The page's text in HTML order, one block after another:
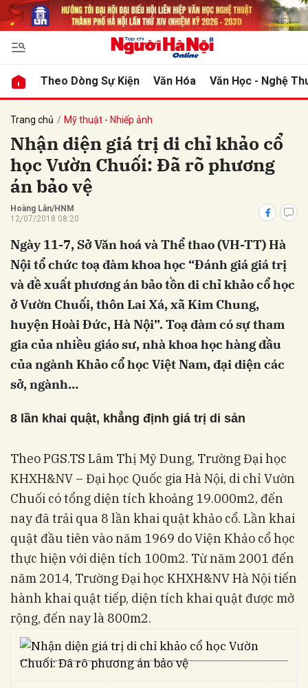
Theo Dòng Sự Kiện Văn Hóa Văn Học - Nghệ
Trang chủ Mỹ thuật - Nhiếp ảnh
Nhận diện giá trị di chỉ khảo cổ
học Vườn Chuối: Đã rõ phương
án bảo vệ
Hoàng Lân/HNM
12/07/2018 08:20
Ngày 11-7, Sở Văn hoá và Thể thao (VH-TT) Hà
Nội tổ chức toạ đàm khoa học “Đánh giá giá trị
và đề xuất phương án bảo tồn di chỉ khảo cổ học
ở Vườn Chuối, thôn Lai Xá, xã Kim Chung,
huyện Hoài Đức, Hà Nội”. Toạ đàm có sự tham
gia của nhiều giáo sư, nhà khoa học hàng đầu
của ngành Khảo cổ học Việt Nam, đại diện các
sở, ngành…
8 lần khai quật, khẳng định giá trị di sản
Theo PGS.TS Lâm Thị Mỹ Dung, Trường Đại học
KHXH&NV – Đại học Quốc gia Hà Nội, di chỉ Vườn
Chuối có tổng diện tích khoảng 19.000m2, đến
nay đã trải qua 8 lần khai quật khảo cổ. Lần khai
quật đầu tiên vào năm 1969 do Viện Khảo cổ học
thực hiện với diện tích 100m2. Từ năm 2001 đến
năm 2014, Trường Đại học KHXH&NV Hà Nội tiến
hành khai quật tiếp, diện tích khai quật được mở
rộng, đến nay là 800m2.
luận